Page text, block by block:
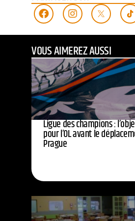
VOUS AIMEREZ AUSSI
Ligue des champions :
pour l’OL avant le
Prague